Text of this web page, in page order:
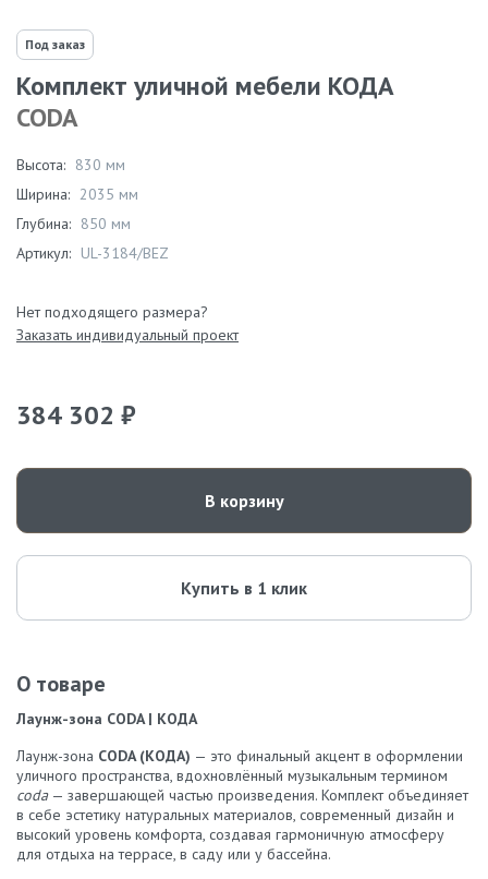
Под заказ
Комплект уличной мебели КОДА
CODA
Высота: 830 мм
Ширина: 2035 мм
Глубина: 850 мм
Артикул: UL-3184/BEZ
Нет подходящего размера?
Заказать индивидуальный проект
384 302 ₽
В корзину
Купить в 1 клик
О товаре
Лаунж-зона CODA | КОДА
Лаунж-зона CODA (КОДА) — это финальный акцент в оформлении
уличного пространства, вдохновлённый музыкальным термином
coda— завершающей частью произведения. Комплект объединяет
в себе эстетику натуральных материалов, современный дизайн и
высокий уровень комфорта, создавая гармоничную атмосферу
для отдыха на террасе, в саду или у бассейна.